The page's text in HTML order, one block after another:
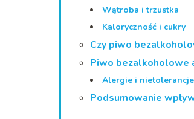
Wątroba i trzustka
Kaloryczność i cukry
Czy piwo
Piwo bezalkoholowe
Alergie i nietolerancje
Podsumowanie